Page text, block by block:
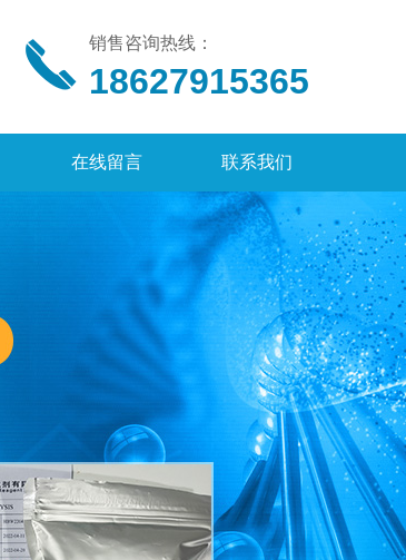
销售咨询热线：
18627915365
在线留言 联系我们